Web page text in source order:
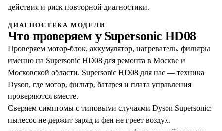
действия и риск повторной диагностики.
ДИАГНОСТИКА МОДЕЛИ
Что проверяем у Supersonic HD08
Проверяем мотор-блок, аккумулятор, нагреватель, фильтры
именно на Supersonic HD08 для ремонта в Москве и
Московской области. Supersonic HD08 для нас — техника
Dyson, где мотор, фильтр, батарея и плата управления
проверяются вместе.
Сверяем симптомы с типовыми случаями Dyson Supersonic:
пылесос не держит заряд и фен не греет воздух.